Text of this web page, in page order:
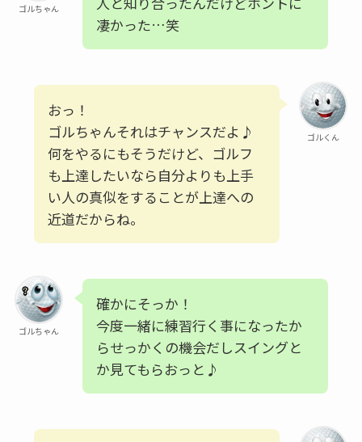
ゴルちゃん
凄かった…笑
ゴルくん
おっ！
ゴルちゃんそれはチャンスだよ♪
何をやるにもそうだけど、ゴルフ
も上達したいなら自分よりも上手
い人の真似をすることが上達への
近道だからね。
ゴルちゃん
確かにそっか！
今度一緒に練習行く事になったか
らせっかくの機会だしスイングと
か見てもらおっと♪